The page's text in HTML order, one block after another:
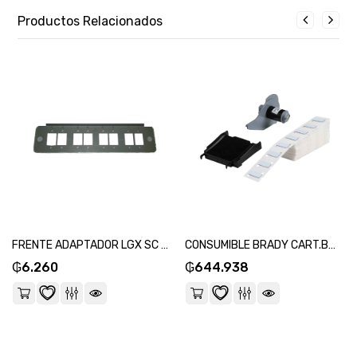
Productos Relacionados
FRENTE ADAPTADOR LGX SC SIMPLEX ADECOMM-SKU:27755
₲6.260
CONSUMIBLE BRADY CART.BMP 71-(115056) POLYEST-12,70 MM X 26,95 MM-200U-SKU:28752
₲644.938